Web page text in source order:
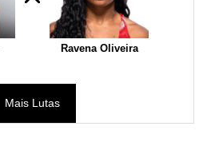
Ravena Oliveira
Mais Lutas